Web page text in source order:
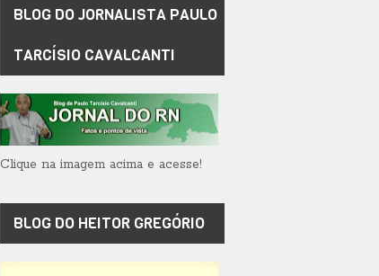
BLOG DO JORNALISTA PAULO
TARCÍSIO CAVALCANTI
Clique na imagem acima e acesse!
BLOG DO HEITOR GREGÓRIO